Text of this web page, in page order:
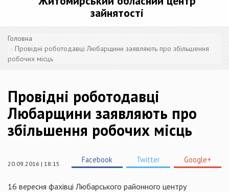
зайнятості
Головна
Провідні роботодавці Любарщини заявляють про збільшення
робочих місць
Провідні роботодавці
Любарщини заявляють про
збільшення робочих місць
20.09.2016 | 18:15 Facebook Twitter Google+
16 вересня фахівці Любарського районного центру